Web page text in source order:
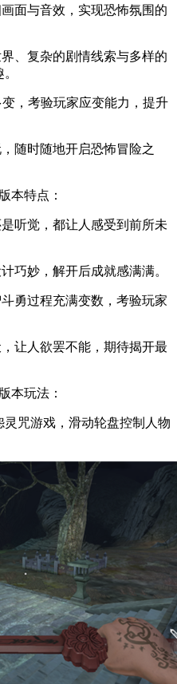
面与音效，实现恐怖氛围的
、复杂的剧情线索与多样的
，考验玩家应变能力，提升
随时随地开启恐怖冒险之
本特点：
听觉，都让人感受到前所未
巧妙，解开后成就感满满。
勇过程充满变数，考验玩家
让人欲罢不能，期待揭开最
本玩法：
咒游戏，滑动轮盘控制人物